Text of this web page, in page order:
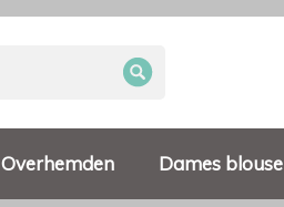
Overhemden Dames blouse